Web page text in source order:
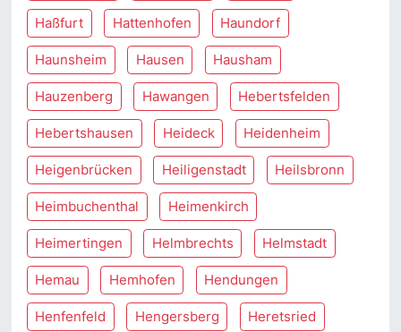
Haßfurt Hattenhofen Haundorf
Haunsheim Hausen Hausham
Hauzenberg Hawangen Hebertsfelden
Hebertshausen Heideck Heidenheim
Heigenbrücken Heiligenstadt Heilsbronn
Heimbuchenthal Heimenkirch
Heimertingen Helmbrechts Helmstadt
Hemau Hemhofen Hendungen
Henfenfeld Hengersberg Heretsried